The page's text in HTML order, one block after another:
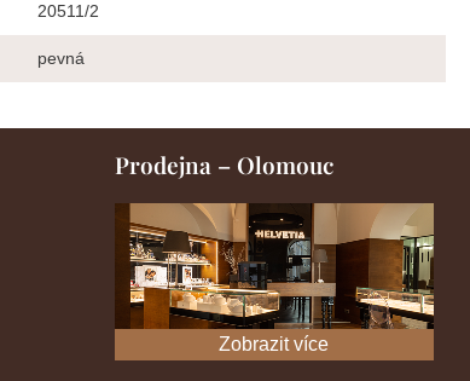
20511/2
pevná
Prodejna – Olomouc
Zobrazit více